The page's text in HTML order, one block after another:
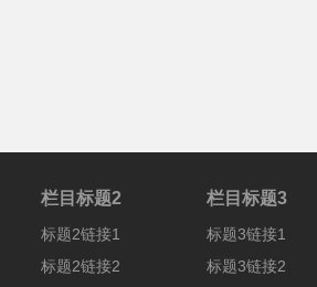
栏目标题2
标题2链接1
标题2链接2
栏目标题3
标题3链接1
标题3链接2